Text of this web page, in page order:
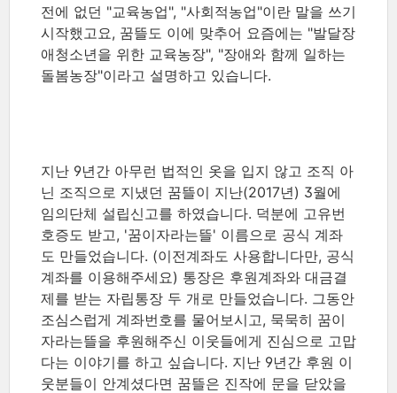
전에 없던 "교육농업", "사회적농업"이란 말을 쓰기
시작했고요, 꿈뜰도 이에 맞추어 요즘에는 "발달장
애청소년을 위한 교육농장", "장애와 함께 일하는
돌봄농장"이라고 설명하고 있습니다.
지난 9년간 아무런 법적인 옷을 입지 않고 조직 아
닌 조직으로 지냈던 꿈뜰이 지난(2017년) 3월에
임의단체 설립신고를 하였습니다. 덕분에 고유번
호증도 받고, '꿈이자라는뜰' 이름으로 공식 계좌
도 만들었습니다. (이전계좌도 사용합니다만, 공식
계좌를 이용해주세요) 통장은 후원계좌와 대금결
제를 받는 자립통장 두 개로 만들었습니다. 그동안
조심스럽게 계좌번호를 물어보시고, 묵묵히 꿈이
자라는뜰을 후원해주신 이웃들에게 진심으로 고맙
다는 이야기를 하고 싶습니다. 지난 9년간 후원 이
웃분들이 안계셨다면 꿈뜰은 진작에 문을 닫았을